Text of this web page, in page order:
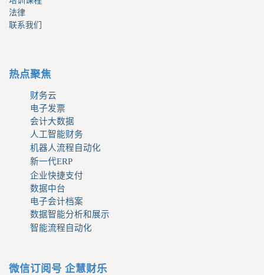
法律
联系我们
热点聚焦
财务云
电子发票
会计大数据
人工智能财务
机器人流程自动化
新一代ERP
企业快捷支付
数据中台
电子会计档案
数据智能分析和展示
智能流程自动化
微信订阅号 企慧财乐